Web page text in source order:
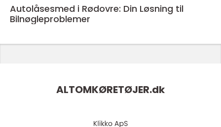
Autolåsesmed i Rødovre: Din Løsning til
Bilnøgleproblemer
ALTOMKØRETØJER.dk